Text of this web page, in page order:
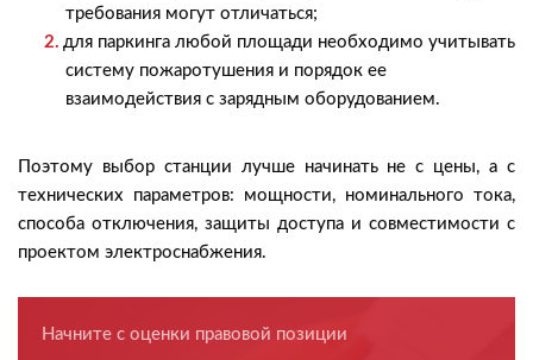
требования могут отличаться;
для паркинга любой площади необходимо учитывать
систему пожаротушения и порядок ее
взаимодействия с зарядным оборудованием.
Поэтому выбор станции лучше начинать не с цены, а с
технических параметров: мощности, номинального тока,
способа отключения, защиты доступа и совместимости с
проектом электроснабжения.
Начните с оценки правовой позиции